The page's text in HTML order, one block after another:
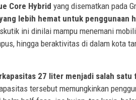
Core Hybrid yang disematkan pada
lebih hemat untuk penggunaan
ini dinilai mampu menemani
hingga beraktivitas di dalam kota
27 liter menjadi salah
tersebut memungkinkan